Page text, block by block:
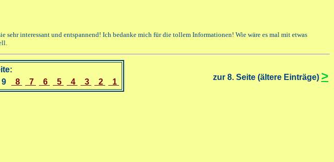
interessant und entspannend! Ich bedanke mich für die tollem Informationen! Wie wäre es mal mit etwas
9 8 7 6 5 4 3 2 1
zur 8. Seite (ältere Einträge) >